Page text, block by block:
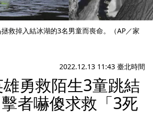
救掉入結冰湖的3名男童而喪命。（AP／家
2022.12.13 11:43 臺北時間
勇救陌生3童跳結
者嚇傻求救「3死